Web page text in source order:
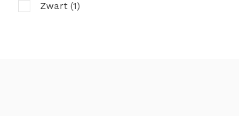
Zwart (1)